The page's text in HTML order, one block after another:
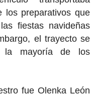
los preparativos que
fiestas navideñas
el trayecto se
la mayoría de los
fue Olenka León